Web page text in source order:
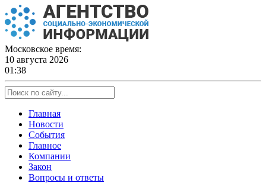
Skip
to
content
Московское время:
10 августа 2026
01:38
Главная
Новости
События
Главное
Компании
Закон
Вопросы и ответы